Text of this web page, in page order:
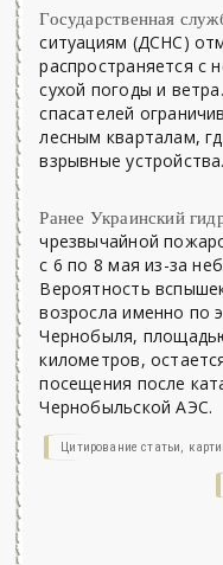
Государственная
ситуациям (ДСНС)
распространяется с
сухой погоды и
спасателей
лесным кварталам,
взрывные устройства.
Ранее Украинский
чрезвычайной
с 6 по 8 мая из-за
Вероятность
возросла именно по
Чернобыля,
километров,
посещения после
Чернобыльской АЭС.
Цитирование статьи,